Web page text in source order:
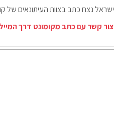
ישראל נצח כתב בצוות העיתונאים של
צור קשר עם כתב מקומונט דרך